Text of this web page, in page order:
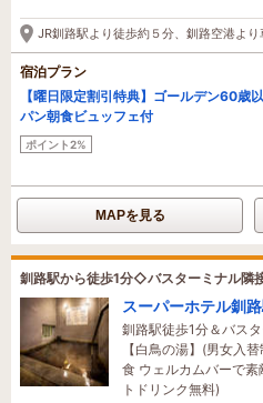
JR釧路駅より徒歩約５分、釧路空港よ
宿泊プラン
【曜日限定割引特典】ゴールデン60
パン朝食ビュッフェ付
ポイント2%
MAPを見る
釧路駅から徒歩1分◇バスターミナル隣
スーパーホテル釧
釧路駅徒歩1分＆バス
【白鳥の湯】(男女入
食 ウェルカムバーで
トドリンク無料)